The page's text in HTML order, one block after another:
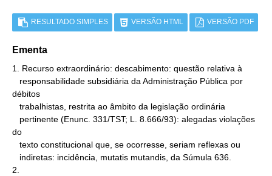
RESULTADO SIMPLES VERSÃO HTML VERSÃO PDF
Ementa
1. Recurso extraordinário: descabimento: questão relativa à
débitos
do
2.